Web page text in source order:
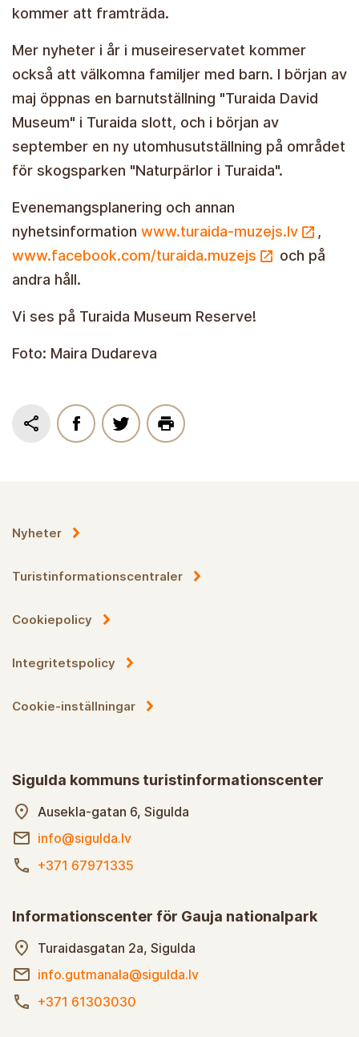
kommer att framträda.
Mer nyheter i år i museireservatet kommer
också att välkomna familjer med barn. I början av
maj öppnas en barnutställning "Turaida David
Museum" i Turaida slott, och i början av
september en ny utomhusutställning på området
för skogsparken "Naturpärlor i Turaida".
Evenemangsplanering och annan
nyhetsinformation www.turaida-muzejs.lv
,
www.facebook.com/turaida.muzejs
och på
andra håll.
Vi ses på Turaida Museum Reserve!
Foto: Maira Dudareva
Nyheter
Turistinformationscentraler
Cookiepolicy
Integritetspolicy
Cookie-inställningar
Sigulda kommuns turistinformationscenter
Ausekla-gatan 6, Sigulda
info@sigulda.lv
+371 67971335
Informationscenter för Gauja nationalpark
Turaidasgatan 2a, Sigulda
info.gutmanala@sigulda.lv
+371 61303030